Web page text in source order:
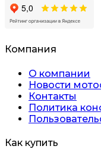
Компания
О компании
Новости
Контакты
Политика
Как купить